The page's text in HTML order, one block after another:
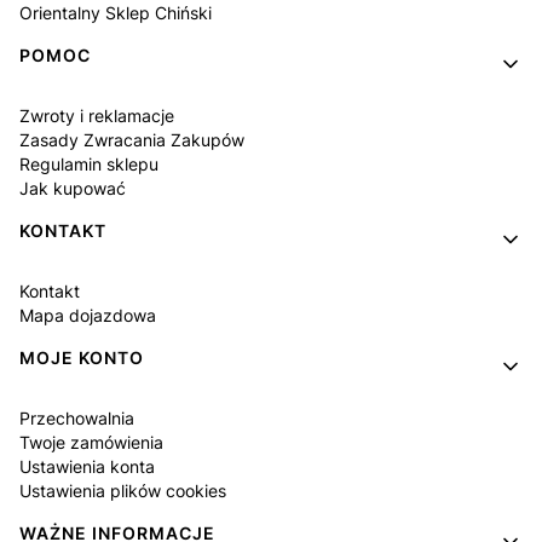
Orientalny Sklep Chiński
POMOC
Zwroty i reklamacje
Zasady Zwracania Zakupów
Regulamin sklepu
Jak kupować
KONTAKT
Kontakt
Mapa dojazdowa
MOJE KONTO
Przechowalnia
Twoje zamówienia
Ustawienia konta
Ustawienia plików cookies
WAŻNE INFORMACJE